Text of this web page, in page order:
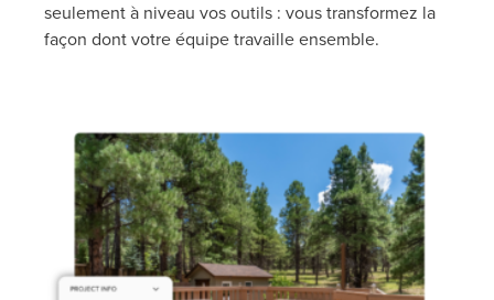
seulement à niveau vos outils : vous transformez la
façon dont votre équipe travaille ensemble.